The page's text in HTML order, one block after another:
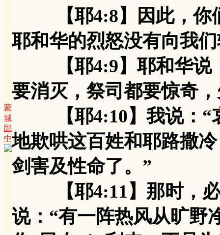
蒙
城
郎
中
【耶4:8】因此，你们
耶和华的烈怒没有向我
【耶4:9】耶和华说：
要消灭，祭司都要惊奇
【耶4:10】我说：“
地欺哄这百姓和耶路撒
剑害及性命了。”
【耶4:11】那时，必
说：“有一阵热风从旷野